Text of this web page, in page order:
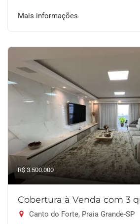
Mais informações
R$ 3.500.000
Cobertura à Venda com 3
Canto do Forte, Praia Grande-SP